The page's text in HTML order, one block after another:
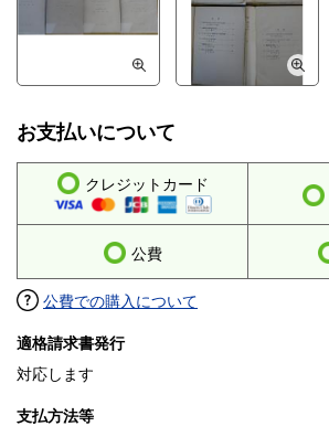
お支払いについて
クレジットカード
公費
公費での購入について
適格請求書発行
対応します
支払方法等